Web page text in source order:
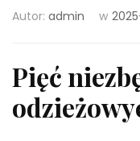
Autor: admin w
Pięć